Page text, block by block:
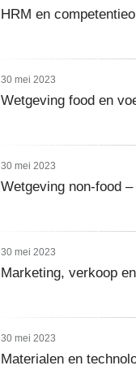
HRM en
30 mei 2023
Wetgeving food en
30 mei 2023
Wetgeving non-food
30 mei 2023
Marketing, verkoop
30 mei 2023
Materialen en